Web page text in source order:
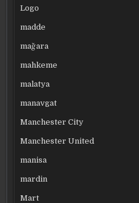
Logo
madde
mağara
mahkeme
malatya
manavgat
Manchester City
Manchester United
manisa
mardin
Mart